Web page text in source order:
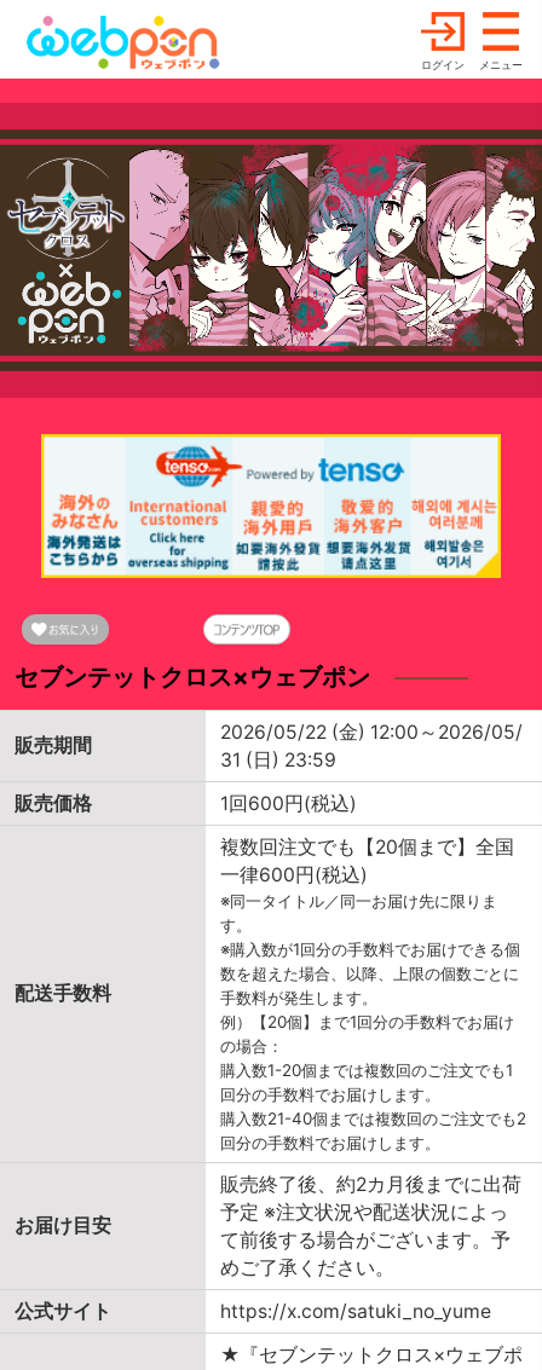
ログイン メニュー
セブンテットクロス×ウェブポン
販売期間
2026/05/22 (金) 12:00～2026/05/
31 (日) 23:59
販売価格
1回600円(税込)
配送手数料
複数回注文でも【20個まで】全国
一律600円(税込)
※同一タイトル／同一お届け先に限りま
す。
※購入数が1回分の手数料でお届けできる個
数を超えた場合、以降、上限の個数ごとに
手数料が発生します。
例）【20個】まで1回分の手数料でお届け
の場合：
購入数1-20個までは複数回のご注文でも1
回分の手数料でお届けします。
購入数21-40個までは複数回のご注文でも2
回分の手数料でお届けします。
お届け目安
販売終了後、約2カ月後までに出荷
予定 ※注文状況や配送状況によっ
て前後する場合がございます。予
めご了承ください。
公式サイト
https://x.com/satuki_no_yume
★『セブンテットクロス×ウェブポ